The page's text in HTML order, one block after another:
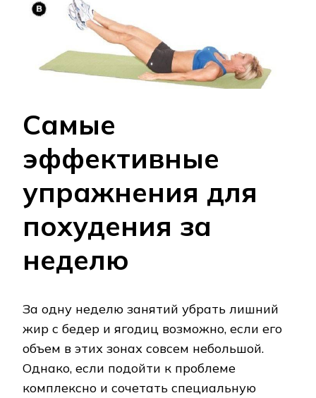
Самые
эффективные
упражнения для
похудения за
неделю
За одну неделю занятий убрать лишний
жир с бедер и ягодиц возможно, если его
объем в этих зонах совсем небольшой.
Однако, если подойти к проблеме
комплексно и сочетать специальную